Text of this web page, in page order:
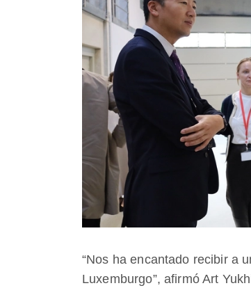
“Nos ha encantado recibir a
Luxemburgo”, afirmó Art